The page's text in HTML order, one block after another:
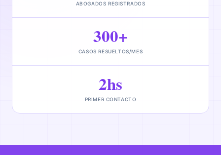
ABOGADOS REGISTRADOS
300+
CASOS RESUELTOS/MES
2hs
PRIMER CONTACTO